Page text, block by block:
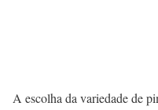
A escolha da variedade de